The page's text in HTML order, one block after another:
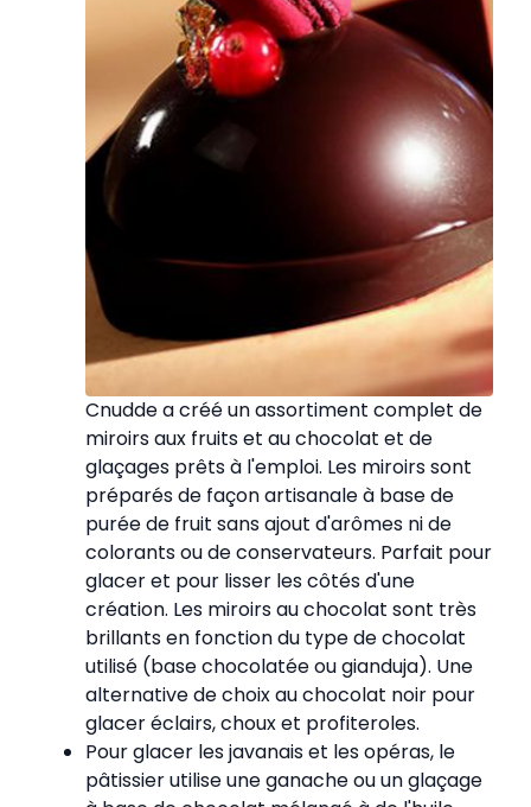
Cnudde a créé un assortiment complet de
miroirs aux fruits et au chocolat et de
glaçages prêts à l'emploi. Les miroirs sont
préparés de façon artisanale à base de
purée de fruit sans ajout d'arômes ni de
colorants ou de conservateurs. Parfait pour
glacer et pour lisser les côtés d'une
création. Les miroirs au chocolat sont très
brillants en fonction du type de chocolat
utilisé (base chocolatée ou gianduja). Une
alternative de choix au chocolat noir pour
glacer éclairs, choux et profiteroles.
Pour glacer les javanais et les opéras, le
pâtissier utilise une ganache ou un glaçage